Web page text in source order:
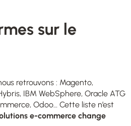
sur le
retrouvons : Magento,
IBM WebSphere, Oracle ATG
Odoo… Cette liste n’est
e-commerce change